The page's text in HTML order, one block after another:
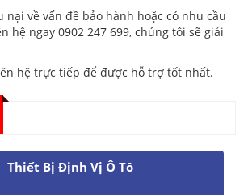
nại về vấn đề bảo hành hoặc có nhu cầu
hệ ngay 0902 247 699, chúng tôi sẽ giải
hệ trực tiếp để được hỗ trợ tốt nhất.
Thiết Bị Định Vị Ô Tô